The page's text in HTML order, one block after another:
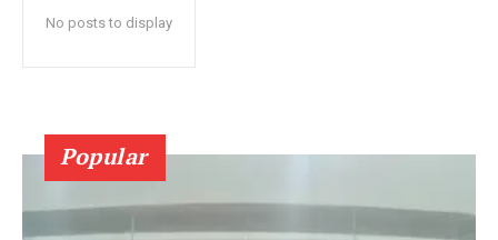
No posts to display
Popular